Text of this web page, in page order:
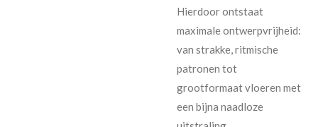
Hierdoor ontstaat
maximale ontwerpvrijheid:
van strakke, ritmische
patronen tot
grootformaat vloeren met
een bijna naadloze